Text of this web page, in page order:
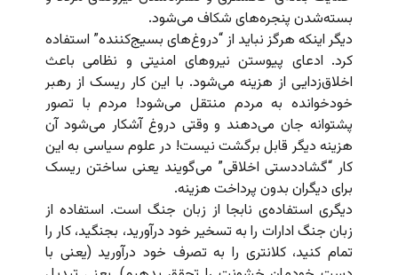
بسته‌شدن پنجره‌های شکاف می‌شود.
دیگر اینکه هرگز نباید از “دروغ‌های بسیج‌کننده” استفاده
کرد. ادعای پیوستن نیروهای امنیتی و نظامی باعث
اخلاق‌زدایی از هزینه می‌شود. با این کار ریسک از رهبر
خودخوانده به مردم منتقل می‌شود! مردم با تصور
پشتوانه جان می‌دهند و وقتی دروغ آشکار می‌شود آن
هزینه دیگر قابل برگشت نیست! در علوم سیاسی به این
کار “گشاددستی اخلاقی” می‌گویند یعنی ساختن ریسک
برای دیگران بدون پرداخت هزینه.
دیگری استفاده‌ی نابجا از زبان جنگ است. استفاده از
زبان جنگ ادارات را به تسخیر خود درآورید، بجنگید، کار را
تمام کنید، کلانتری را به تصرف خود درآورید (یعنی با